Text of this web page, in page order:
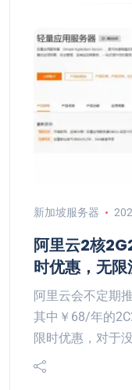
新加坡服务器
阿里云2核
时优惠，无
阿里云会不定期
其中￥68/年的
限时优惠，对于